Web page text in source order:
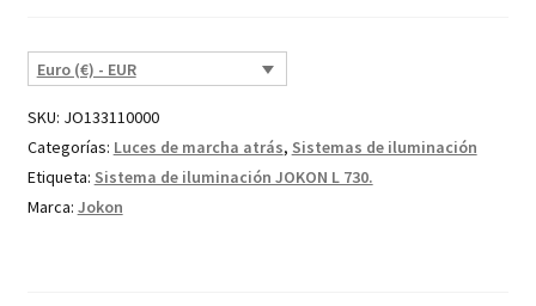
Euro (€) - EUR
SKU: JO133110000
Categorías: Luces de marcha atrás, Sistemas de iluminación
Etiqueta: Sistema de iluminación JOKON L 730.
Marca: Jokon